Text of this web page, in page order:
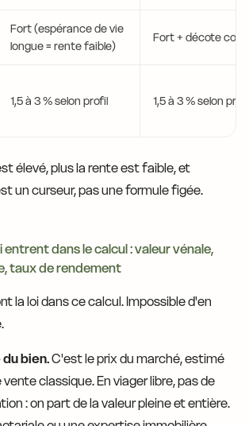
Fort (espérance de vie
longue = rente faible)
Fort + décote
1,5 à 3 % selon profil 1,5 à 3 % selon
élevé, plus la rente est faible, et
un curseur, pas une formule figée.
entrent dans le calcul : valeur vénale,
taux de rendement
la loi dans ce calcul. Impossible d'en
du bien.C'est le prix du marché, estimé
classique. En viager libre, pas de
: on part de la valeur pleine et entière.